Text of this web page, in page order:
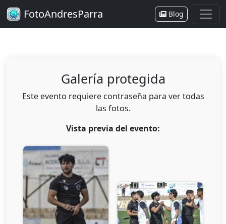
FotoAndresParra Blog
Galería protegida
Este evento requiere contraseña para ver todas
las fotos.
Vista previa del evento: